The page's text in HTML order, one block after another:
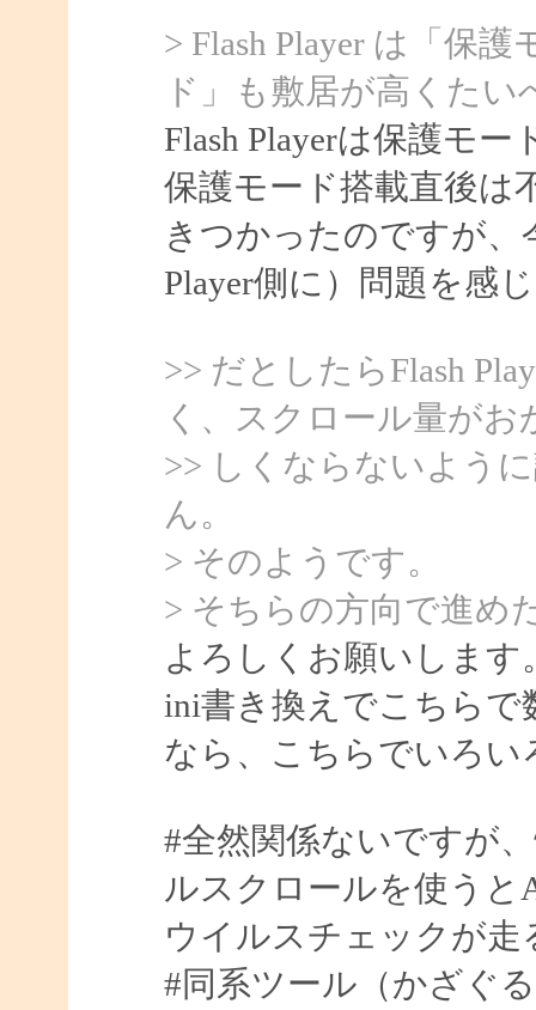
> Flash Player は「保
ド」も敷居が高くたい
Flash Playerは保護モ
保護モード搭載直後は
きつかったのですが、
Player側に）問題を感
>> だとしたらFlash
く、スクロール量がお
>> しくならないよう
ん。
> そのようです。
> そちらの方向で進め
よろしくお願いします
ini書き換えでこちらで
なら、こちらでいろい
#全然関係ないですが
ルスクロールを使うと
ウイルスチェックが走
#同系ツール（かざぐ